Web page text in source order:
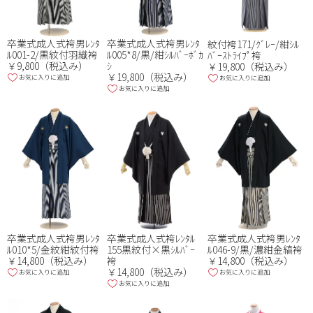
卒業式成人式袴男ﾚﾝﾀ
ﾙ001-2/黒紋付羽織袴
￥9,800（税込み）
お気に入りに追加
卒業式成人式袴男ﾚﾝﾀ
ﾙ005*8/黒/紺ｼﾙﾊﾞｰﾎﾞｶ
ｼ
￥19,800（税込み）
お気に入りに追加
紋付袴171/ｸﾞﾚｰ/紺ｼﾙ
ﾊﾞｰｽﾄﾗｲﾌﾟ袴
￥19,800（税込み）
お気に入りに追加
卒業式成人式袴男ﾚﾝﾀ
ﾙ010*5/金紋紺紋付袴
￥14,800（税込み）
お気に入りに追加
卒業式成人式袴ﾚﾝﾀﾙ
155黒紋付×黒ｼﾙﾊﾞｰ
袴
￥14,800（税込み）
お気に入りに追加
卒業式成人式袴男ﾚﾝﾀ
ﾙ046-9/黒/濃紺金縞袴
￥14,800（税込み）
お気に入りに追加